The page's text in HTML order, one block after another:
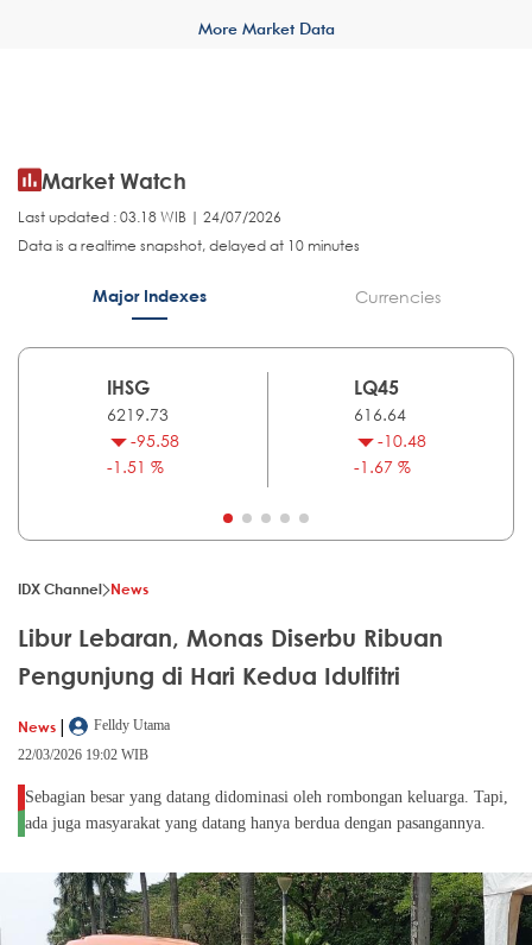
More Market Data
Market Watch
Last updated : 03.18 WIB | 24/07/2026
Data is a realtime snapshot, delayed at 10 minutes
Major Indexes Currencies
IHSG
6219.73
-95.58
-1.51 %
LQ45
616.64
-10.48
-1.67 %
IDX Channel News
Libur Lebaran, Monas Diserbu Ribuan
Pengunjung di Hari Kedua Idulfitri
News |
Felldy Utama
22/03/2026 19:02 WIB
Sebagian besar yang datang didominasi oleh rombongan keluarga. Tapi,
ada juga masyarakat yang datang hanya berdua dengan pasangannya.